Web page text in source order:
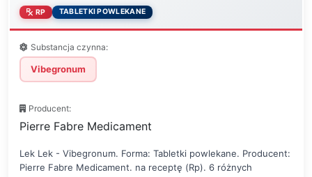
RP TABLETKI POWLEKANE
Substancja czynna:
Vibegronum
Producent:
Pierre Fabre Medicament
Lek Lek - Vibegronum. Forma: Tabletki powlekane. Producent:
Pierre Fabre Medicament. na receptę (Rp). 6 różnych